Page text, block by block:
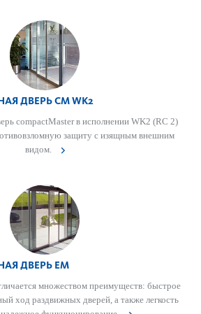
ДВЕРЬ CM WK2
compactMaster в исполнении WK2 (RC 2)
защиту с изящным внешним
видом.
ДВЕРЬ EM
множес­твом преимуществ: быстрое
ход раз­д­вижных дверей, а также лег­кость